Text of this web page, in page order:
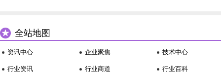
全站地图
资讯中心
行业资讯
企业聚焦
行业商道
技术中心
行业百科